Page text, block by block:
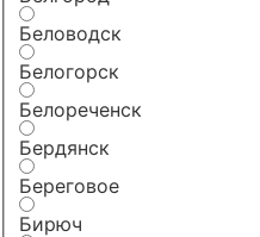
Беловодск
Белогорск
Белореченск
Бердянск
Береговое
Бирюч